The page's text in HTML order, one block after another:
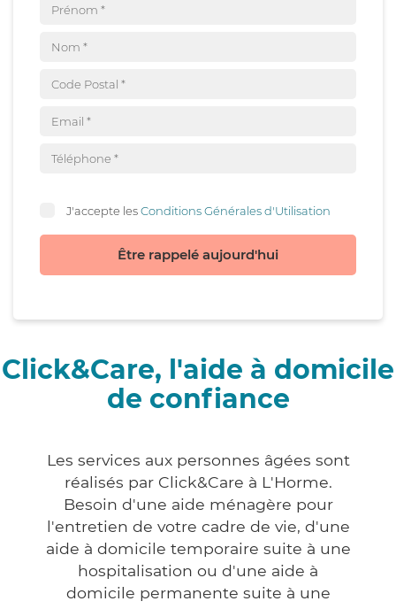
J'accepte lesConditions Générales d'Utilisation
Être rappelé aujourd'hui
Click&Care, l'aide à domicile
de confiance
Les services aux personnes âgées sont
réalisés par Click&Care à L'Horme.
Besoin d'une aide ménagère pour
l'entretien de votre cadre de vie, d'une
aide à domicile temporaire suite à une
hospitalisation ou d'une aide à
domicile permanente suite à une